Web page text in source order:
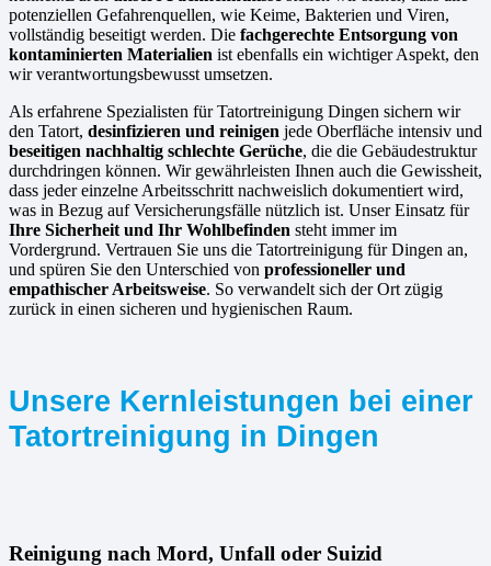
potenziellen Gefahrenquellen, wie Keime, Bakterien und Viren,
vollständig beseitigt werden. Die fachgerechte Entsorgung von
kontaminierten Materialien ist ebenfalls ein wichtiger Aspekt, den
wir verantwortungsbewusst umsetzen.
Als erfahrene Spezialisten für Tatortreinigung Dingen sichern wir
den Tatort, desinfizieren und reinigen jede Oberfläche intensiv und
beseitigen nachhaltig schlechte Gerüche, die die Gebäudestruktur
durchdringen können. Wir gewährleisten Ihnen auch die Gewissheit,
dass jeder einzelne Arbeitsschritt nachweislich dokumentiert wird,
was in Bezug auf Versicherungsfälle nützlich ist. Unser Einsatz für
Ihre Sicherheit und Ihr Wohlbefinden steht immer im
Vordergrund. Vertrauen Sie uns die Tatortreinigung für Dingen an,
und spüren Sie den Unterschied von professioneller und
empathischer Arbeitsweise. So verwandelt sich der Ort zügig
zurück in einen sicheren und hygienischen Raum.
Unsere Kernleistungen bei einer
Tatortreinigung in Dingen
Reinigung nach Mord, Unfall oder Suizid